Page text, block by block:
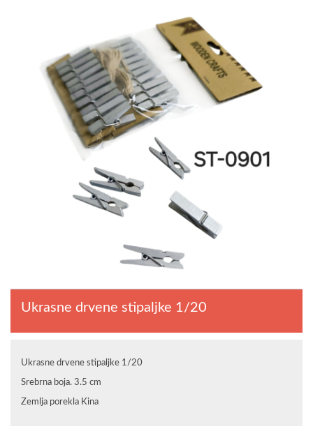
Ukrasne drvene stipaljke 1/20
Ukrasne drvene stipaljke 1/20
Srebrna boja. 3.5 cm
Zemlja porekla Kina